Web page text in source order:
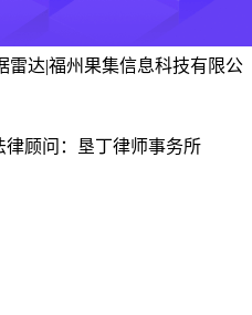
雷达|福州果集信息科技有限公
律顾问：垦丁律师事务所